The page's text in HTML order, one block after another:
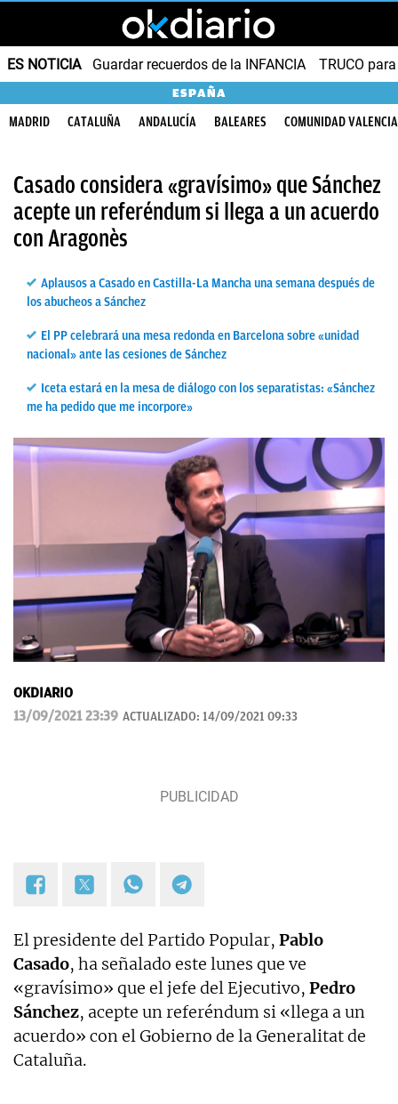
ES NOTICIA Guardar recuerdos de la INFANCIA TRUCO
ESPAÑA
MADRID CATALUÑA ANDALUCÍA BALEARES COMUNIDAD
Casado considera «gravísimo» que Sánchez
acepte un referéndum si llega a un acuerdo
con Aragonès
Aplausos a Casado en Castilla-La Mancha una semana después de
los abucheos a Sánchez
El PP celebrará una mesa redonda en Barcelona sobre «unidad
nacional» ante las cesiones de Sánchez
Iceta estará en la mesa de diálogo con los separatistas: «Sánchez
me ha pedido que me incorpore»
OKDIARIO
13/09/2021 23:39 ACTUALIZADO: 14/09/2021 09:33
El presidente del Partido Popular, Pablo
Casado, ha señalado este lunes que ve
«gravísimo» que el jefe del Ejecutivo, Pedro
Sánchez, acepte un referéndum si «llega a un
acuerdo» con el Gobierno de la Generalitat de
Cataluña.